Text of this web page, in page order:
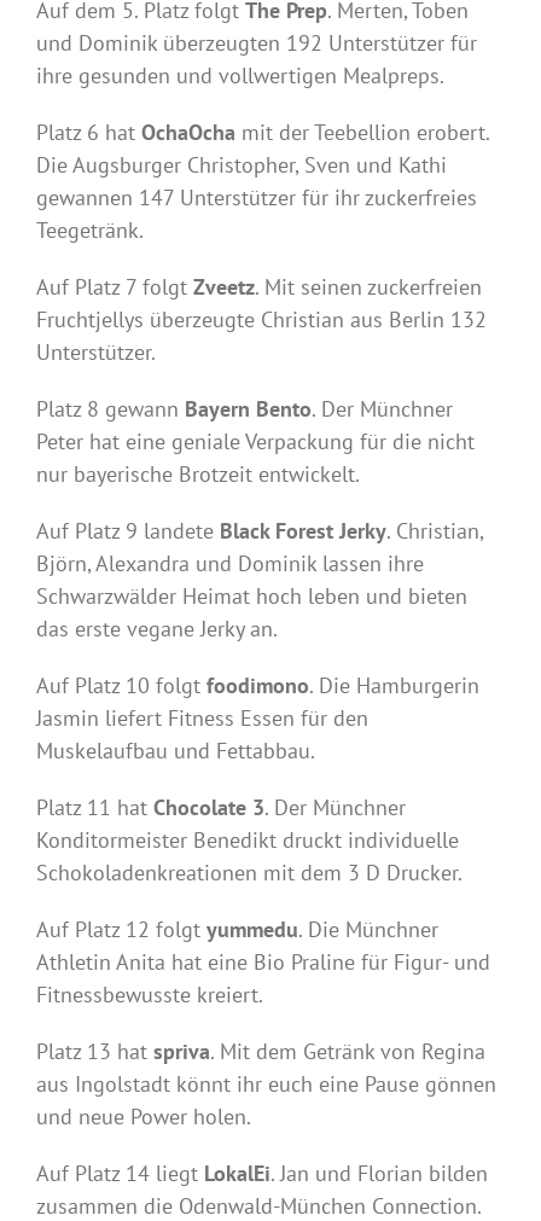
Auf dem 5. Platz folgt The Prep. Merten, Toben
und Dominik überzeugten 192 Unterstützer für
ihre gesunden und vollwertigen Mealpreps.
Platz 6 hat OchaOcha mit der Teebellion erobert.
Die Augsburger Christopher, Sven und Kathi
gewannen 147 Unterstützer für ihr zuckerfreies
Teegetränk.
Auf Platz 7 folgt Zveetz. Mit seinen zuckerfreien
Fruchtjellys überzeugte Christian aus Berlin 132
Unterstützer.
Platz 8 gewann Bayern Bento. Der Münchner
Peter hat eine geniale Verpackung für die nicht
nur bayerische Brotzeit entwickelt.
Auf Platz 9 landete Black Forest Jerky. Christian,
Björn, Alexandra und Dominik lassen ihre
Schwarzwälder Heimat hoch leben und bieten
das erste vegane Jerky an.
Auf Platz 10 folgt foodimono. Die Hamburgerin
Jasmin liefert Fitness Essen für den
Muskelaufbau und Fettabbau.
Platz 11 hat Chocolate 3. Der Münchner
Konditormeister Benedikt druckt individuelle
Schokoladenkreationen mit dem 3 D Drucker.
Auf Platz 12 folgt yummedu. Die Münchner
Athletin Anita hat eine Bio Praline für Figur- und
Fitnessbewusste kreiert.
Platz 13 hat spriva. Mit dem Getränk von Regina
aus Ingolstadt könnt ihr euch eine Pause gönnen
und neue Power holen.
Auf Platz 14 liegt LokalEi. Jan und Florian bilden
zusammen die Odenwald-München Connection.